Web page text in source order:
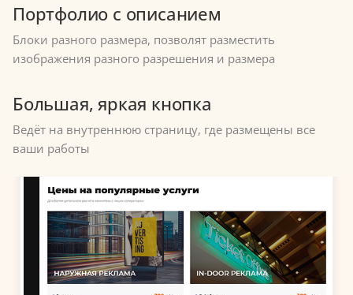
Портфолио с описанием
Блоки разного размера, позволят разместить
изображения разного разрешения и размера
Большая, яркая кнопка
Ведёт на внутреннюю страницу, где размещены все
ваши работы